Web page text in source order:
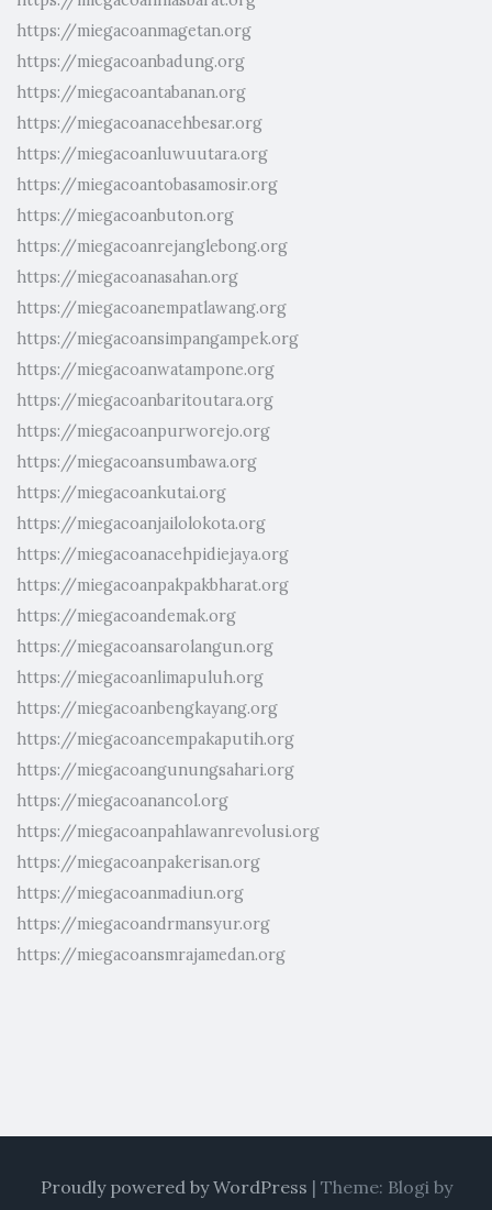
https://miegacoanmagetan.org
https://miegacoanbadung.org
https://miegacoantabanan.org
https://miegacoanacehbesar.org
https://miegacoanluwuutara.org
https://miegacoantobasamosir.org
https://miegacoanbuton.org
https://miegacoanrejanglebong.org
https://miegacoanasahan.org
https://miegacoanempatlawang.org
https://miegacoansimpangampek.org
https://miegacoanwatampone.org
https://miegacoanbaritoutara.org
https://miegacoanpurworejo.org
https://miegacoansumbawa.org
https://miegacoankutai.org
https://miegacoanjailolokota.org
https://miegacoanacehpidiejaya.org
https://miegacoanpakpakbharat.org
https://miegacoandemak.org
https://miegacoansarolangun.org
https://miegacoanlimapuluh.org
https://miegacoanbengkayang.org
https://miegacoancempakaputih.org
https://miegacoangunungsahari.org
https://miegacoanancol.org
https://miegacoanpahlawanrevolusi.org
https://miegacoanpakerisan.org
https://miegacoanmadiun.org
https://miegacoandrmansyur.org
https://miegacoansmrajamedan.org
Proudly powered by WordPress | Theme: Blogi by